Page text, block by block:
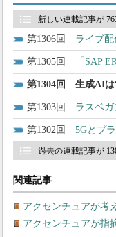
新しい連載記事が
1306 ライブ
1305 「SAP
1304 生成AI
1303 ラスベ
1302 5Gとプ
過去の連載記事が
関連記事
アクセンチュアが考
アクセンチュアが指